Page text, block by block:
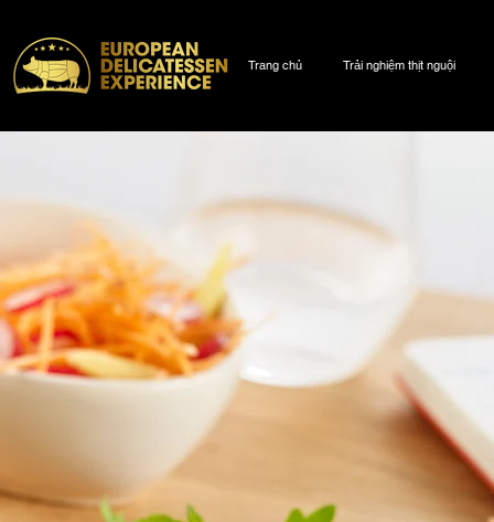
Trang chủ Trải nghiệm thịt nguội